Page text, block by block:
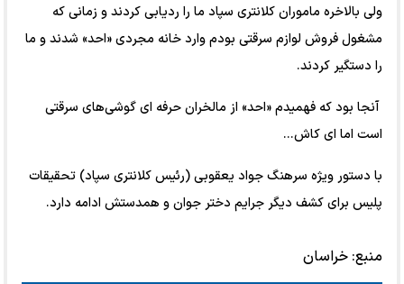
ولی بالاخره ماموران کلانتری سپاد ما را ردیابی کردند و زمانی که
مشغول فروش لوازم سرقتی بودم وارد خانه مجردی «احد» شدند و ما
را دستگیر کردند.
آنجا بود که فهمیدم «احد» از مالخران حرفه ای گوشی‌های سرقتی
است اما ای کاش...
با دستور ویژه سرهنگ جواد یعقوبی (رئیس کلانتری سپاد) تحقیقات
پلیس برای کشف دیگر جرایم دختر جوان و همدستش ادامه دارد.
منبع: خراسان